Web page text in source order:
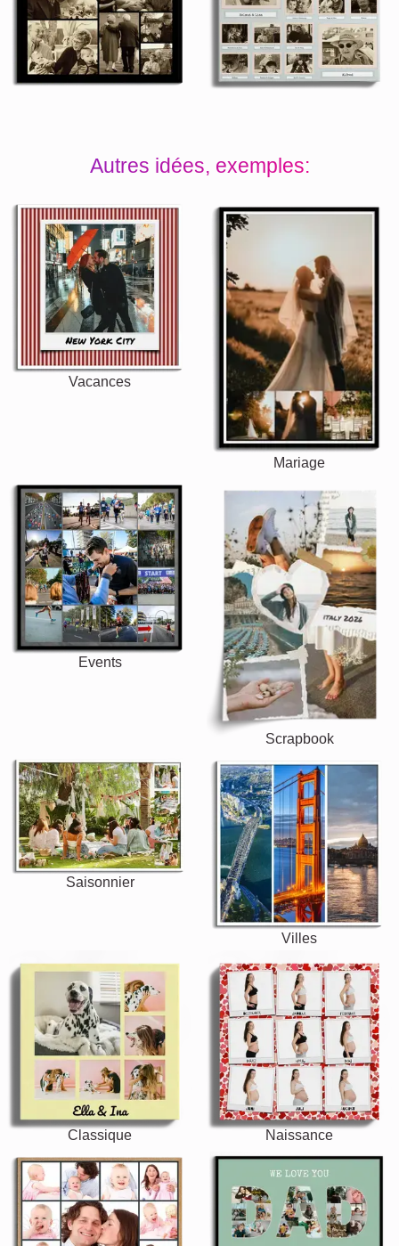
Autres idées, exemples:
Vacances
Mariage
Events
Scrapbook
Saisonnier
Villes
Classique Naissance